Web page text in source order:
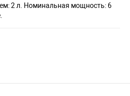
2 л. Номинальная мощность: 6